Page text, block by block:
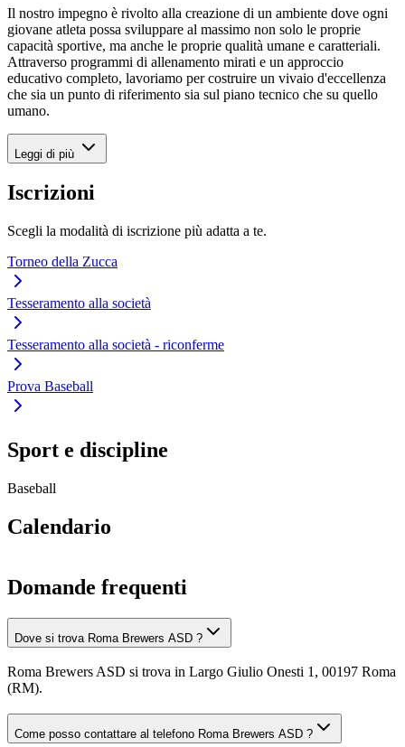
Il nostro impegno è rivolto alla creazione di un ambiente dove ogni
giovane atleta possa sviluppare al massimo non solo le proprie
capacità sportive, ma anche le proprie qualità umane e caratteriali.
Attraverso programmi di allenamento mirati e un approccio
educativo completo, lavoriamo per costruire un vivaio d'eccellenza
che sia un punto di riferimento sia sul piano tecnico che su quello
umano.
Leggi di più
Iscrizioni
Scegli la modalità di iscrizione più adatta a te.
Torneo della Zucca
Tesseramento alla società
Tesseramento alla società - riconferme
Prova Baseball
Sport e discipline
Baseball
Calendario
Domande frequenti
Dove si trova Roma Brewers ASD ?
Roma Brewers ASD si trova in Largo Giulio Onesti 1, 00197 Roma
(RM).
Come posso contattare al telefono Roma Brewers ASD ?